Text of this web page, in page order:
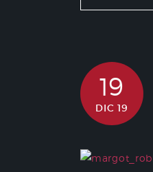
19
DIC 19